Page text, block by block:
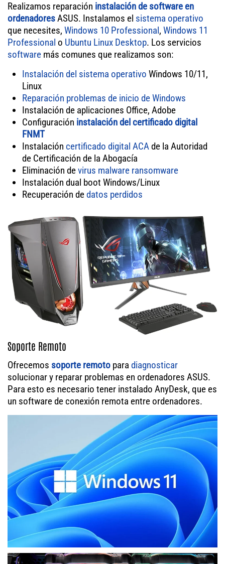
Realizamos reparación instalación de software en
ordenadoresASUS. Instalamos el sistema operativo
que necesites, Windows 10 Professional, Windows 11
Professional o Ubuntu Linux Desktop. Los servicios
software más comunes que realizamos son:
Instalación del sistema operativo Windows 10/11,
Linux
Reparación problemas de inicio de Windows
Instalación de aplicaciones Office, Adobe
Configuración instalación del certificado digital
FNMT
Instalación certificado digital ACAde la Autoridad
de Certificación de la Abogacía
Eliminación devirus malware ransomware
Instalación dual boot Windows/Linux
Recuperación dedatos perdidos
Soporte Remoto
Ofrecemos soporte remoto para diagnosticar
solucionar y reparar problemas en ordenadores ASUS.
Para esto es necesario tener instalado AnyDesk, que es
un software de conexión remota entre ordenadores.